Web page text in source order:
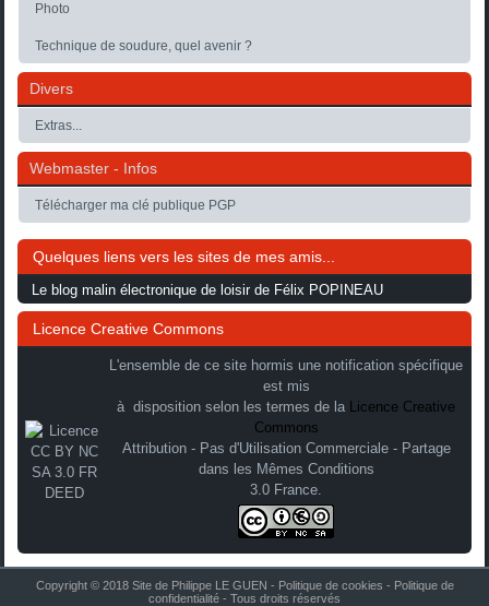
Photo
Technique de soudure, quel avenir ?
Divers
Extras...
Webmaster - Infos
Télécharger ma clé publique PGP
Quelques liens vers les sites de mes amis...
Le blog malin électronique de loisir de Félix POPINEAU
Licence Creative Commons
L'ensemble de ce site hormis une notification spécifique
est mis
à disposition selon les termes de la Licence Creative
Commons
Attribution - Pas d'Utilisation Commerciale - Partage
dans les Mêmes Conditions
3.0 France.
Copyright © 2018 Site de Philippe LE GUEN - Politique de cookies - Politique de
confidentialité - Tous droits réservés